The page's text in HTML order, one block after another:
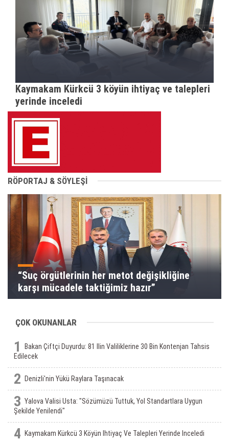
Kaymakam Kürkcü 3 köyün ihtiyaç ve talepleri
yerinde inceledi
RÖPORTAJ & SÖYLEŞİ
“Suç örgütlerinin her metot değişikliğine
karşı mücadele taktiğimiz hazır”
ÇOK OKUNANLAR
1
Bakan Çiftçi Duyurdu: 81 Ilin Valiliklerine 30 Bin Kontenjan Tahsis
Edilecek
2 Denizli'nin Yükü Raylara Taşınacak
3 Yalova Valisi Usta: "Sözümüzü Tuttuk, Yol Standartlara Uygun
Şekilde Yenilendi"
4 Kaymakam Kürkcü 3 Köyün Ihtiyaç Ve Talepleri Yerinde Inceledi